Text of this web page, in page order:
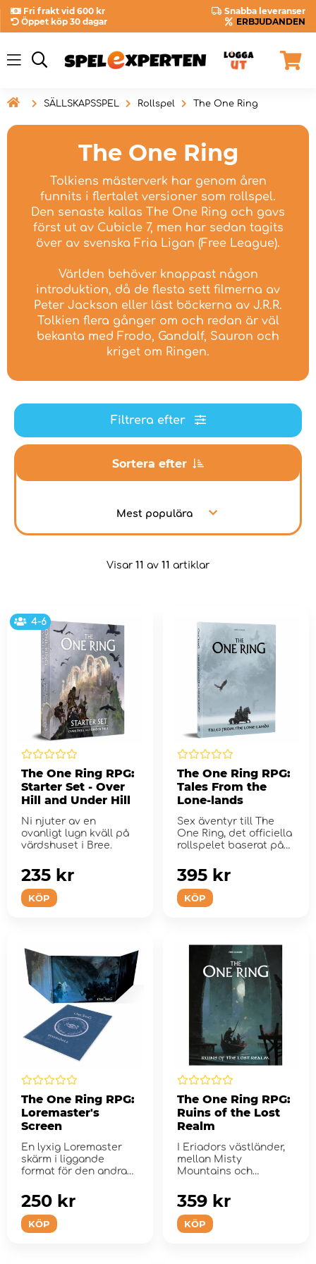
Fri frakt vid 600 kr
Snabba leveranser
Öppet köp 30 dagar
ERBJUDANDEN
 SÄLLSKAPSSPEL Rollspel The One Ring
The One Ring
Tolkiens mästerverk har genom åren
funnits i flertalet versioner som rollspel.
Den senaste kallas The One Ring och gavs
först ut av Cubicle 7, men har sedan tagits
över av svenska Fria Ligan (Free League).
Världen behöver knappast någon
introduktion, då de flesta sett filmerna av
Peter Jackson eller läst böckerna av J.R.R.
Tolkien flera gånger om och redan är väl
bekanta med Frodo, Gandalf, Sauron och
kriget om Ringen.
Filtrera efter
Sortera efter
Mest populära
Visar 11 av 11 artiklar
4-6
The One Ring RPG:
Starter Set - Over
Hill and Under Hill
Ni njuter av en
ovanligt lugn kväll på
värdshuset i Bree.
KÖP
235 kr
The One Ring RPG:
Tales From the
Lone-lands
Sex äventyr till The
One Ring, det officiella
rollspelet baserat på
KÖP
395 kr
The One Ring RPG:
Loremaster's
Screen
En lyxig Loremaster
skärm i liggande
format för den andra
...
KÖP
250 kr
The One Ring RPG:
Ruins of the Lost
Realm
I Eriadors västländer,
mellan Misty
Mountains och
hittade h...
KÖP
359 kr